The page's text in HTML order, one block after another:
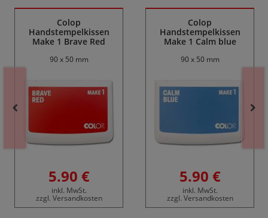
Colop
Handstempelkissen
Make 1 Brave Red
90 x 50 mm
5.90 €
inkl. MwSt.
zzgl. Versandkosten
Colop
Handstempelkissen
Make 1 Calm blue
90 x 50 mm
5.90 €
inkl. MwSt.
zzgl. Versandkosten